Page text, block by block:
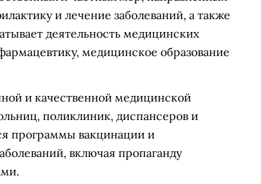
и лечение заболеваний, а также
деятельность медицинских
медицинское образование
и качественной медицинской
поликлиник, диспансеров и
программы вакцинации и
включая пропаганду